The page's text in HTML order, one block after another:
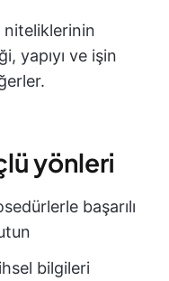
niteliklerinin
yapıyı ve işin
yönleri
başarılı
bilgileri